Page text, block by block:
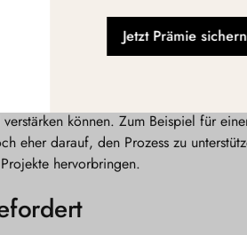
ungestört an komplexen Problemen
deshalb zum Beispiel die Zahl der
können. Zum Beispiel für
eher darauf, den Prozess zu
hervorbringen.
Jetzt Prämie sichern